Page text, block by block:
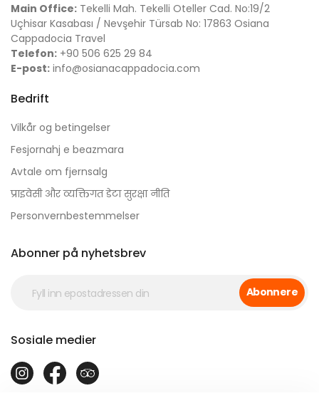
Main Office: Tekelli Mah. Tekelli Oteller Cad. No:19/2
Uçhisar Kasabası / Nevşehir Türsab No: 17863 Osiana
Cappadocia Travel
Telefon: +90 506 625 29 84
E-post: info@osianacappadocia.com
Bedrift
Vilkår og betingelser
Fesjornahj e beazmara
Avtale om fjernsalg
प्राइवेसी और व्यक्तिगत डेटा सुरक्षा नीति
Personvernbestemmelser
Abonner på nyhetsbrev
Abonnere
Sosiale medier